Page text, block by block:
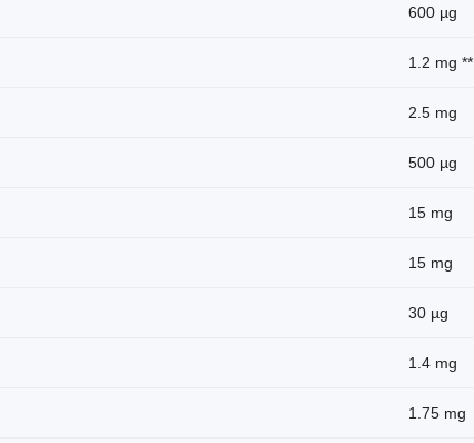
600 µg
1.2 mg **
2.5 mg
500 µg
15 mg
15 mg
30 µg
1.4 mg
1.75 mg